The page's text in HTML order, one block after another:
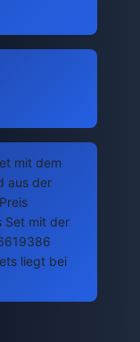
mit dem
aus der
Set mit der
liegt bei